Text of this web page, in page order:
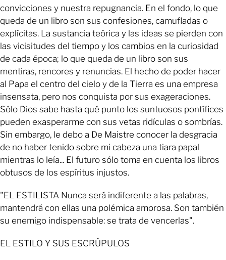
convicciones y nuestra repugnancia. En el fondo, lo que
queda de un libro son sus confesiones, camufladas o
explícitas. La sustancia teórica y las ideas se pierden con
las vicisitudes del tiempo y los cambios en la curiosidad
de cada época; lo que queda de un libro son sus
mentiras, rencores y renuncias. El hecho de poder hacer
al Papa el centro del cielo y de la Tierra es una empresa
insensata, pero nos conquista por sus exageraciones.
Sólo Dios sabe hasta qué punto los suntuosos pontífices
pueden exasperarme con sus vetas ridículas o sombrías.
Sin embargo, le debo a De Maistre conocer la desgracia
de no haber tenido sobre mi cabeza una tiara papal
mientras lo leía... El futuro sólo toma en cuenta los libros
obtusos de los espíritus injustos.
"EL ESTILISTA Nunca será indiferente a las palabras,
mantendrá con ellas una polémica amorosa. Son también
su enemigo indispensable: se trata de vencerlas".
EL ESTILO Y SUS ESCRÚPULOS